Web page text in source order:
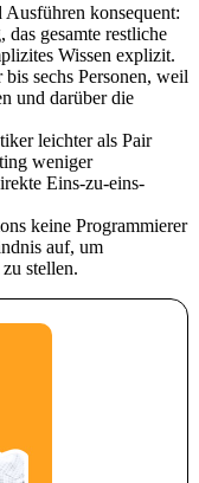
konsequent:
gesamte restliche
Wissen explizit.
sechs Personen, weil
und darüber die
leichter als Pair
weniger
Eins-zu-eins-
keine Programmierer
auf, um
stellen.